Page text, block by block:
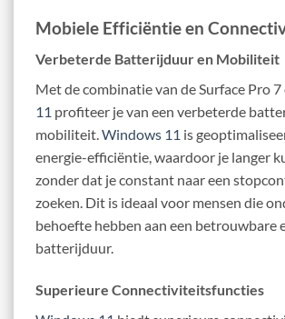
Mobiele Efficiëntie en
Verbeterde Batterijduur en Mobiliteit
Met de combinatie van de Surface Pro 7
11 profiteer je van een verbeterde
mobiliteit.Windows 11 is
energie-efficiëntie, waardoor je langer
zonder dat je constant naar een
zoeken. Dit is ideaal voor mensen die
behoefte hebben aan een betrouwbare
batterijduur.
Superieure Connectiviteitsfuncties